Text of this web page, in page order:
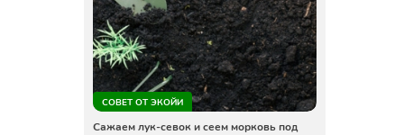
СОВЕТ ОТ ЭКОЙИ
Сажаем лук-севок и сеем морковь под